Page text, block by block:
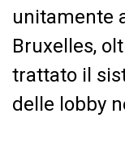
unitamente
Bruxelles,
trattato il
delle lobby